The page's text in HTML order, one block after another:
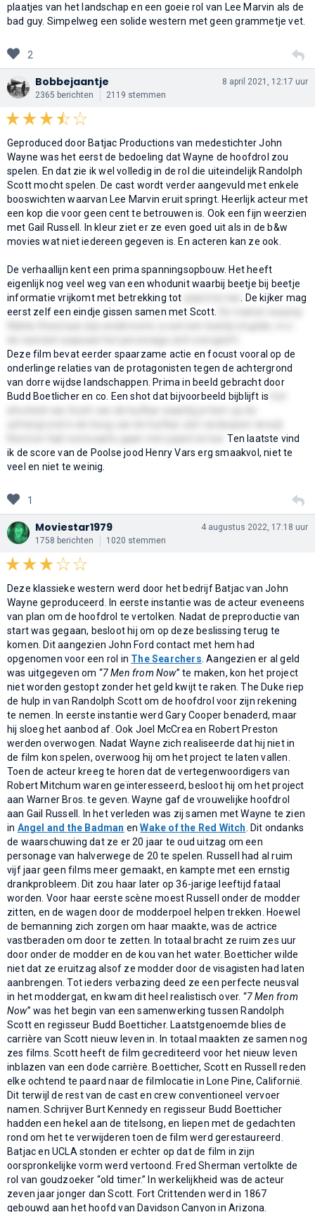
plaatjes van het landschap en een goeie rol van Lee Marvin als de
bad guy. Simpelweg een solide western met geen grammetje vet.
2
Bobbejaantje
2365 berichten 2119 stemmen
8 april 2021, 12:17 uur
Geproduced door Batjac Productions van medestichter John
Wayne was het eerst de bedoeling dat Wayne de hoofdrol zou
spelen. En dat zie ik wel volledig in de rol die uiteindelijk Randolph
Scott mocht spelen. De cast wordt verder aangevuld met enkele
booswichten waarvan Lee Marvin eruit springt. Heerlijk acteur met
een kop die voor geen cent te betrouwen is. Ook een fijn weerzien
met Gail Russell. In kleur ziet er ze even goed uit als in de b&w
movies wat niet iedereen gegeven is. En acteren kan ze ook.
De verhaallijn kent een prima spanningsopbouw. Het heeft
eigenlijk nog veel weg van een whodunit waarbij beetje bij beetje
informatie vrijkomt met betrekking tot
. De kijker mag
eerst zelf een eindje gissen samen met Scott.
Deze film bevat eerder spaarzame actie en focust vooral op de
onderlinge relaties van de protagonisten tegen de achtergrond
van dorre wijdse landschappen. Prima in beeld gebracht door
Budd Boetlicher en co. Een shot dat bijvoorbeeld bijblijft is
Reed en Gail voorwaarts gaan met paard en kar.Ten laatste vind
ik de score van de Poolse jood Henry Vars erg smaakvol, niet te
veel en niet te weinig.
1
Moviestar1979
1758 berichten 1020 stemmen
4 augustus 2022, 17:18 uur
Deze klassieke western werd door het bedrijf Batjac van John
Wayne geproduceerd. In eerste instantie was de acteur eveneens
van plan om de hoofdrol te vertolken. Nadat de preproductie van
start was gegaan, besloot hij om op deze beslissing terug te
komen. Dit aangezien John Ford contact met hem had
opgenomen voor een rol in The Searchers . Aangezien er al geld
was uitgegeven om “7 Men from Now” te maken, kon het project
niet worden gestopt zonder het geld kwijt te raken. The Duke riep
de hulp in van Randolph Scott om de hoofdrol voor zijn rekening
te nemen. In eerste instantie werd Gary Cooper benaderd, maar
hij sloeg het aanbod af. Ook Joel McCrea en Robert Preston
werden overwogen. Nadat Wayne zich realiseerde dat hij niet in
de film kon spelen, overwoog hij om het project te laten vallen.
Toen de acteur kreeg te horen dat de vertegenwoordigers van
Robert Mitchum waren geïnteresseerd, besloot hij om het project
aan Warner Bros. te geven. Wayne gaf de vrouwelijke hoofdrol
aan Gail Russell. In het verleden was zij samen met Wayne te zien
in Angel and the Badman enWake of the Red Witch
. Dit ondanks
de waarschuwing dat ze er 20 jaar te oud uitzag om een
personage van halverwege de 20 te spelen. Russell had al ruim
vijf jaar geen films meer gemaakt, en kampte met een ernstig
drankprobleem. Dit zou haar later op 36-jarige leeftijd fataal
worden. Voor haar eerste scène moest Russell onder de modder
zitten, en de wagen door de modderpoel helpen trekken. Hoewel
de bemanning zich zorgen om haar maakte, was de actrice
vastberaden om door te zetten. In totaal bracht ze ruim zes uur
door onder de modder en de kou van het water. Boetticher wilde
niet dat ze eruitzag alsof ze modder door de visagisten had laten
aanbrengen. Tot ieders verbazing deed ze een perfecte neusval
in het moddergat, en kwam dit heel realistisch over. “7 Men from
Now” was het begin van een samenwerking tussen Randolph
Scott en regisseur Budd Boetticher. Laatstgenoemde blies de
carrière van Scott nieuw leven in. In totaal maakten ze samen nog
zes films. Scott heeft de film gecrediteerd voor het nieuw leven
inblazen van een dode carrière. Boetticher, Scott en Russell reden
elke ochtend te paard naar de filmlocatie in Lone Pine, Californië.
Dit terwijl de rest van de cast en crew conventioneel vervoer
namen. Schrijver Burt Kennedy en regisseur Budd Boetticher
hadden een hekel aan de titelsong, en liepen met de gedachten
rond om het te verwijderen toen de film werd gerestaureerd.
Batjac en UCLA stonden er echter op dat de film in zijn
oorspronkelijke vorm werd vertoond. Fred Sherman vertolkte de
rol van goudzoeker “old timer.” In werkelijkheid was de acteur
zeven jaar jonger dan Scott. Fort Crittenden werd in 1867
gebouwd aan het hoofd van Davidson Canyon in Arizona.